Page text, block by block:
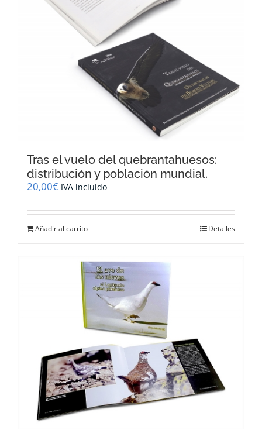
Tras el vuelo del quebrantahuesos:
distribución y población mundial.
20,00€ IVA incluido
Añadir al carrito Detalles